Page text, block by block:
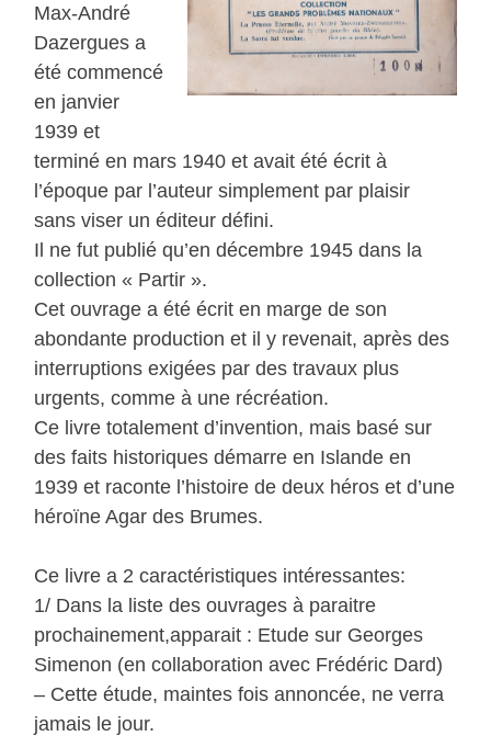
Max-André
Dazergues a
été commencé
en janvier
1939 et
terminé en mars 1940 et avait été écrit à
l’époque par l’auteur simplement par plaisir
sans viser un éditeur défini.
Il ne fut publié qu’en décembre 1945 dans la
collection « Partir ».
Cet ouvrage a été écrit en marge de son
abondante production et il y revenait, après des
interruptions exigées par des travaux plus
urgents, comme à une récréation.
Ce livre totalement d’invention, mais basé sur
des faits historiques démarre en Islande en
1939 et raconte l’histoire de deux héros et d’une
héroïne Agar des Brumes.
Ce livre a 2 caractéristiques intéressantes:
1/ Dans la liste des ouvrages à paraitre
prochainement,apparait : Etude sur Georges
Simenon (en collaboration avec Frédéric Dard)
– Cette étude, maintes fois annoncée, ne verra
jamais le jour.